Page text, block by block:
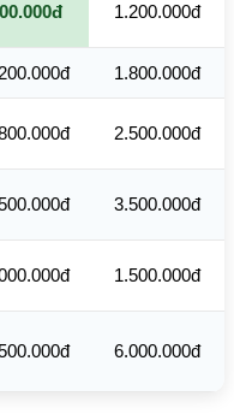
1.200.000đ
1.800.000đ
2.500.000đ
3.500.000đ
1.500.000đ
6.000.000đ